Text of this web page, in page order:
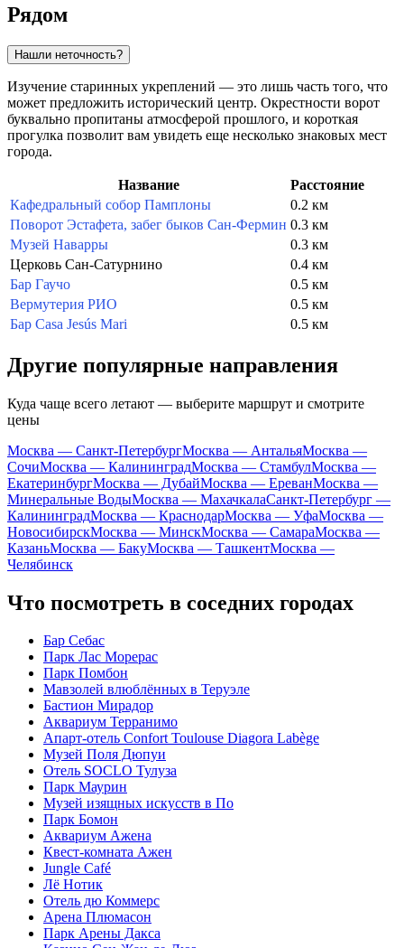
Рядом
Нашли неточность?
Изучение старинных укреплений — это лишь часть того, что
может предложить исторический центр. Окрестности ворот
буквально пропитаны атмосферой прошлого, и короткая
прогулка позволит вам увидеть еще несколько знаковых мест
города.
Название
Расстояние
Кафедральный собор Памплоны
0.2 км
Поворот Эстафета, забег быков Сан-Фермин 0.3 км
Музей Наварры
0.3 км
Церковь Сан-Сатурнино
0.4 км
Бар Гаучо
0.5 км
Вермутерия РИО
0.5 км
Бар Casa Jesús Mari
0.5 км
Другие популярные направления
Куда чаще всего летают — выберите маршрут и смотрите
цены
Москва — Санкт-ПетербургМосква — АнтальяМосква —
СочиМосква — КалининградМосква — СтамбулМосква —
ЕкатеринбургМосква — ДубайМосква — ЕреванМосква —
Минеральные ВодыМосква — МахачкалаСанкт-Петербург —
КалининградМосква — КраснодарМосква — УфаМосква —
НовосибирскМосква — МинскМосква — СамараМосква —
КазаньМосква — БакуМосква — ТашкентМосква —
Челябинск
Что посмотреть в соседних городах
Бар Себас
Парк Лас Морерас
Парк Помбон
Мавзолей влюблённых в Теруэле
Бастион Мирадор
Аквариум Терранимо
Апарт-отель Confort Toulouse Diagora Labège
Музей Поля Дюпуи
Отель SOCLO Тулуза
Парк Маурин
Музей изящных искусств в По
Парк Бомон
Аквариум Ажена
Квест-комната Ажен
Jungle Café
Лё Нотик
Отель дю Коммерс
Арена Плюмасон
Парк Арены Дакса